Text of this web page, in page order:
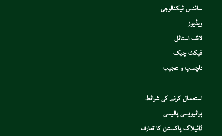
سائنس ٹیکنالوجی
ویڈیوز
لائف اسٹائل
فیکٹ چیک
دلچسپ و عجیب
استعمال کرنے کی شرائط
پرائیویسی پالیسی
ڈائیلاگ پاکستان کا تعارف